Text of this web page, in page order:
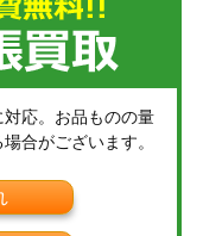
応。お品ものの量
合がございます。